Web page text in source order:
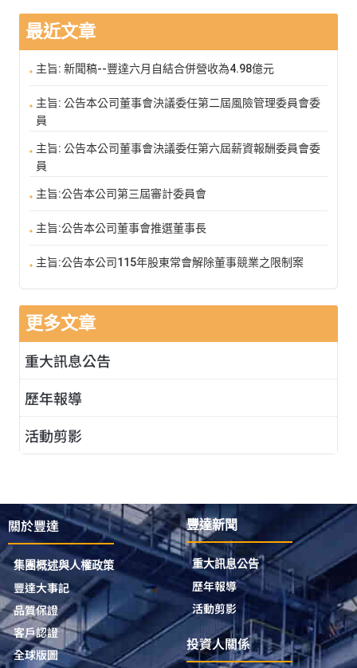
最近文章
主旨: 新聞稿--豐達六月自結合併營收為4.98億元
主旨: 公告本公司董事會決議委任第二屆風險管理委員會委
員
主旨: 公告本公司董事會決議委任第六屆薪資報酬委員會委
員
主旨:公告本公司第三屆審計委員會
主旨:公告本公司董事會推選董事長
主旨:公告本公司115年股東常會解除董事競業之限制案
更多文章
重大訊息公告
歷年報導
活動剪影
關於豐達
集團概述與人權政策
豐達大事記
品質保證
客戶認證
全球版圖
豐達新聞
重大訊息公告
歷年報導
活動剪影
投資人關係